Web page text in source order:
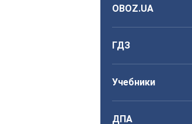
OBOZ.UA
ГДЗ
Учебники
ДПА